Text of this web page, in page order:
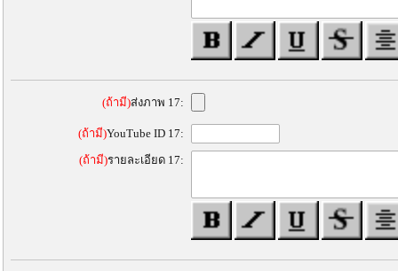
(ถ้ามี)ส่งภาพ 17:
(ถ้ามี)YouTube ID 17:
(ถ้ามี)รายละเอียด 17: